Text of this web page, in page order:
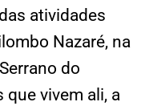
atividades
Nazaré, na
do
que vivem ali, a